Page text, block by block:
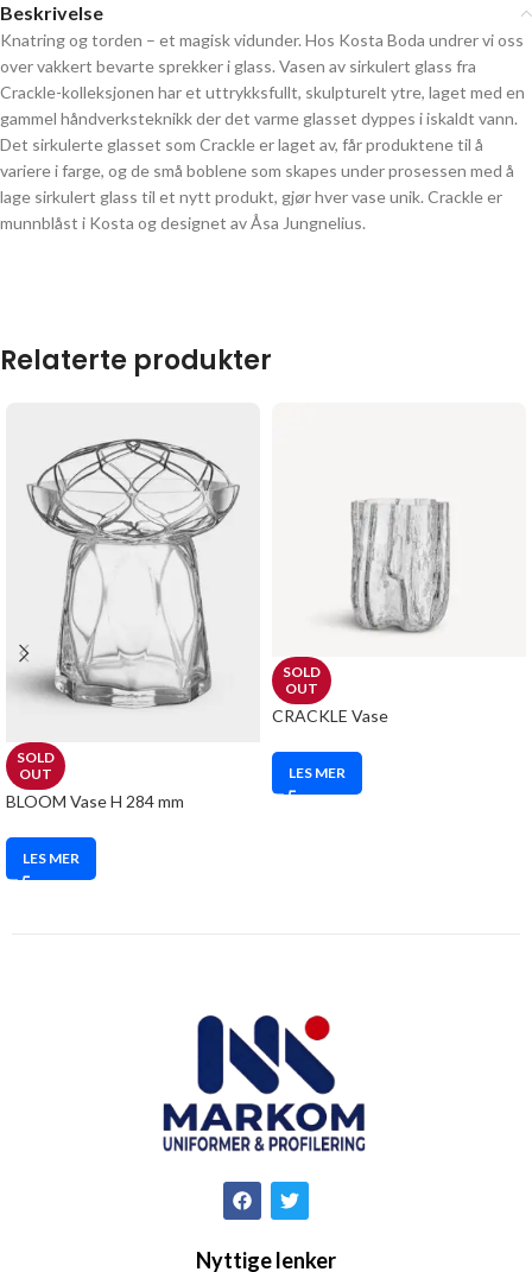
Beskrivelse
Knatring og torden – et magisk vidunder. Hos Kosta Boda undrer vi oss
over vakkert bevarte sprekker i glass. Vasen av sirkulert glass fra
Crackle-kolleksjonen har et uttrykksfullt, skulpturelt ytre, laget med en
gammel håndverksteknikk der det varme glasset dyppes i iskaldt vann.
Det sirkulerte glasset som Crackle er laget av, får produktene til å
variere i farge, og de små boblene som skapes under prosessen med å
lage sirkulert glass til et nytt produkt, gjør hver vase unik. Crackle er
munnblåst i Kosta og designet av Åsa Jungnelius.
Relaterte produkter
SOLD
OUT
BLOOM Vase H 284 mm
LES MER
SOLD
OUT
CRACKLE Vase
LES MER
Nyttige lenker